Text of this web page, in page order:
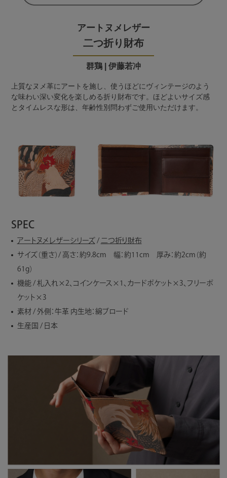
アートヌメレザー
二つ折り財布
群鶏 | 伊藤若冲
上質なヌメ革にアートを施し、使うほどにヴィンテージのよう
な味わい深い変化を楽しめる折り財布です。ほどよいサイズ感
とタイムレスな形は、年齢性別問わずご使用いただけます。
SPEC
アートヌメレザーシリーズ / 二つ折り財布
サイズ（重さ）/ 高さ：約9.8cm 幅：約11cm 厚み：約2cm（約
61g）
機能 / 札入れ×2、コインケース×1、カードポケット×3、フリーポ
ケット×3
素材 / 外側：牛革 内生地：綿ブロード
生産国 / 日本